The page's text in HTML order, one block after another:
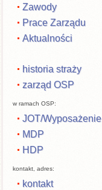
Zawody
Prace Zarządu
Aktualności
historia straży
zarząd OSP
w ramach OSP:
JOT/Wyposażenie
MDP
HDP
kontakt, adres:
kontakt